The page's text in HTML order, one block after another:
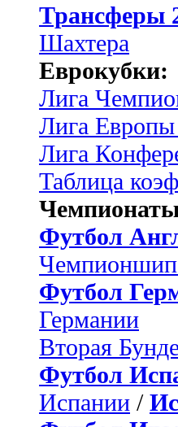
Трансферы
Шахтера
Еврокубки:
Лига
Лига Европы
Лига
Таблица
Футбол
Футбол
Германии
Вторая
Футбол
Испании /